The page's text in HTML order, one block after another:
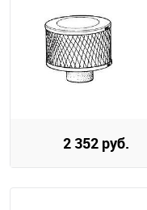
2 352 руб.